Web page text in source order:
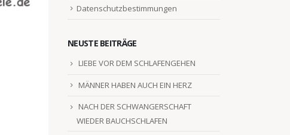
Datenschutzbestimmungen
NEUSTE BEITRÄGE
LIEBE VOR DEM SCHLAFENGEHEN
MÄNNER HABEN AUCH EIN HERZ
NACH DER SCHWANGERSCHAFT
WIEDER BAUCHSCHLAFEN